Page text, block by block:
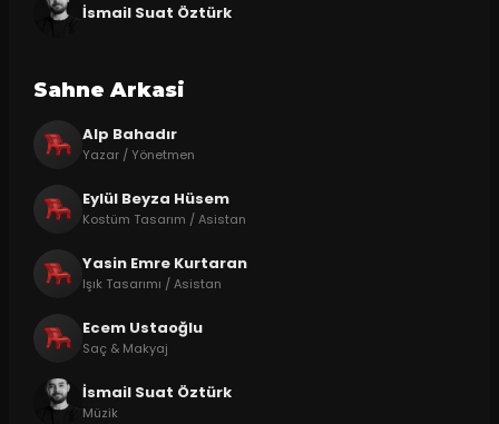
İsmail Suat Öztürk
Sahne Arkasi
Alp Bahadır
Yazar / Yönetmen
Eylül Beyza Hüsem
Kostüm Tasarım / Asistan
Yasin Emre Kurtaran
Işık Tasarımı / Asistan
Ecem Ustaoğlu
Saç & Makyaj
İsmail Suat Öztürk
Müzik